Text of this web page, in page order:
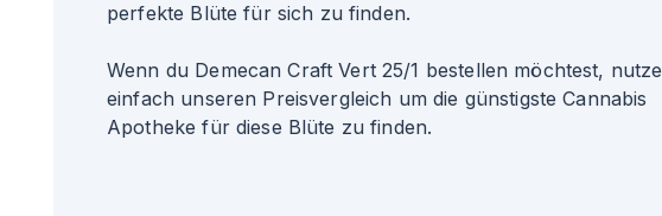
perfekte Blüte für sich zu finden.
Wenn du Demecan Craft Vert 25/1 bestellen möchtest, nutze
einfach unseren Preisvergleich um die günstigste Cannabis
Apotheke für diese Blüte zu finden.